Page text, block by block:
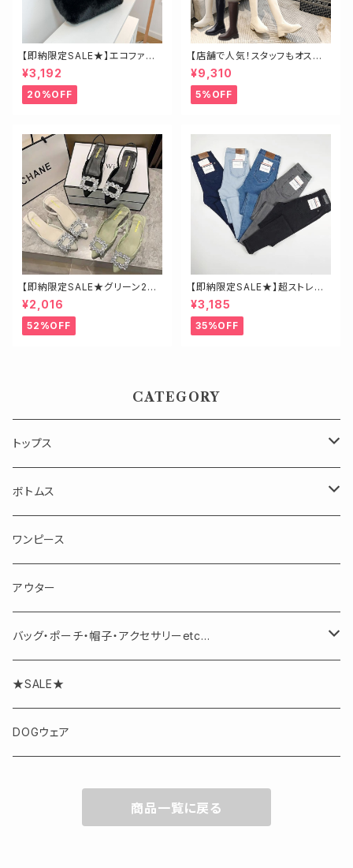
【即納限定SALE★】エコファー
ビッグチェーンバッグ
¥3,192
20%OFF
【店舗で人気！スタッフもオスス
メ】ゴールド金具ロングブーツ
¥9,310
5%OFF
【即納限定SALE★グリーン23.
5】ビジューミュール
¥2,016
52%OFF
【即納限定SALE★】超ストレッ
チ！ハイウエストスキニーデニ
ム 細身さんにオススメ♡
¥3,185
35%OFF
CATEGORY
トップス
長袖
半袖・ノースリーブ
ボトムス
スカート
パンツ
ワンピース
アウター
バッグ・ポーチ・帽子・アクセサリーetc...
アクセサリー
★SALE★
DOGウェア
商品一覧に戻る